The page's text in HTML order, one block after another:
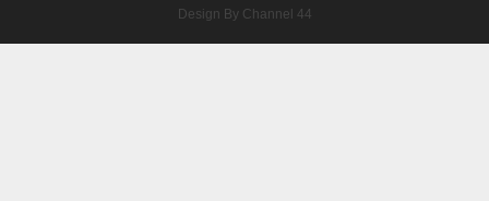
Design By Channel 44